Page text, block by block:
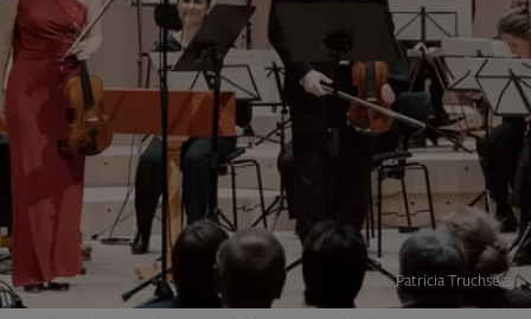
© Patricia Truchsess